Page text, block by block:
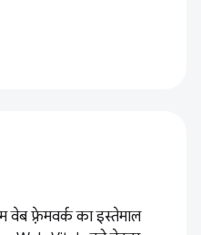
वेब फ़्रेमवर्क का इस्तेमाल